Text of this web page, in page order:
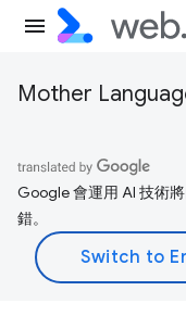
Mother
Google 會運用 AI 技術
錯。